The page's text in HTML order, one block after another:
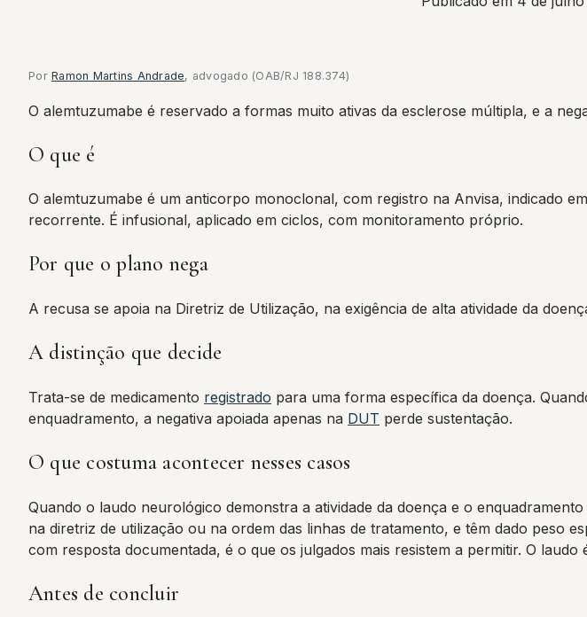
Por Ramon Martins Andrade, advogado (OAB/RJ 188.374)
O alemtuzumabe é reservado a formas muito ativas da esclerose múltipla, e a
O que é
O alemtuzumabe é um anticorpo monoclonal, com registro na Anvisa, indicado
recorrente. É infusional, aplicado em ciclos, com monitoramento próprio.
Por que o plano nega
A recusa se apoia na Diretriz de Utilização, na exigência de alta atividade da
A distinção que decide
Trata-se de medicamento registrado para uma forma específica da doença.
enquadramento, a negativa apoiada apenas na DUT perde sustentação.
O que costuma acontecer nesses casos
Quando o laudo neurológico demonstra a atividade da doença e o
na diretriz de utilização ou na ordem das linhas de tratamento, e têm dado peso
com resposta documentada, é o que os julgados mais resistem a permitir. O laudo
Antes de concluir